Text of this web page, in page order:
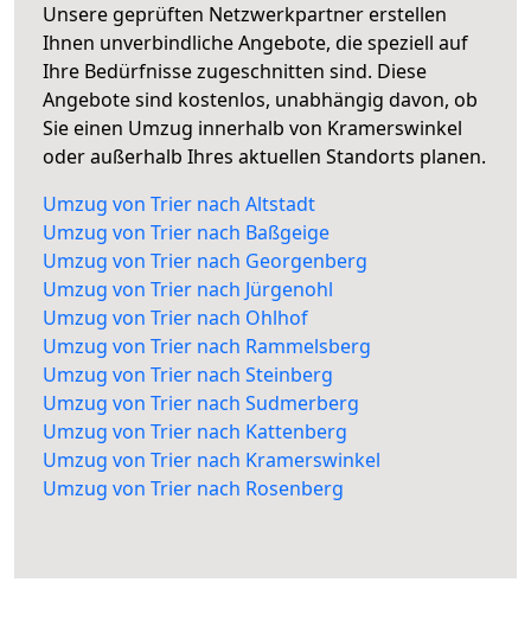
Unsere geprüften Netzwerkpartner erstellen
Ihnen unverbindliche Angebote, die speziell auf
Ihre Bedürfnisse zugeschnitten sind. Diese
Angebote sind kostenlos, unabhängig davon, ob
Sie einen Umzug innerhalb von Kramerswinkel
oder außerhalb Ihres aktuellen Standorts planen.
Umzug von Trier nach Altstadt
Umzug von Trier nach Baßgeige
Umzug von Trier nach Georgenberg
Umzug von Trier nach Jürgenohl
Umzug von Trier nach Ohlhof
Umzug von Trier nach Rammelsberg
Umzug von Trier nach Steinberg
Umzug von Trier nach Sudmerberg
Umzug von Trier nach Kattenberg
Umzug von Trier nach Kramerswinkel
Umzug von Trier nach Rosenberg